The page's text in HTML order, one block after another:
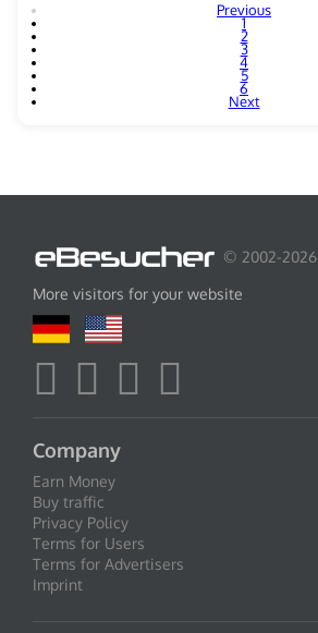
Previous
1
2
3
4
5
6
Next
© 2002-2026
More visitors for your website
Company
Earn Money
Buy traffic
Privacy Policy
Terms for Users
Terms for Advertisers
Imprint